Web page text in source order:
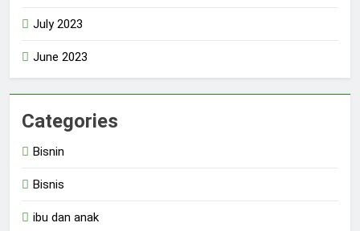
July 2023
June 2023
Categories
Bisnin
Bisnis
ibu dan anak